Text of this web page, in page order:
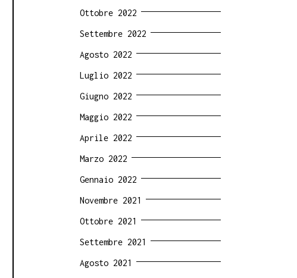
Ottobre 2022
Settembre 2022
Agosto 2022
Luglio 2022
Giugno 2022
Maggio 2022
Aprile 2022
Marzo 2022
Gennaio 2022
Novembre 2021
Ottobre 2021
Settembre 2021
Agosto 2021